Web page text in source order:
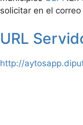
solicitar en el correo
URL
http://